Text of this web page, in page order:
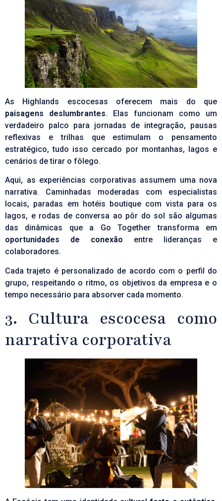
As Highlands escocesas oferecem mais do que
paisagens deslumbrantes. Elas funcionam como um
verdadeiro palco para jornadas de integração, pausas
reflexivas e trilhas que estimulam o pensamento
estratégico, tudo isso cercado por montanhas, lagos e
cenários de tirar o fôlego.
Aqui, as experiências corporativas assumem uma nova
narrativa. Caminhadas moderadas com especialistas
locais, paradas em hotéis boutique com vista para os
lagos, e rodas de conversa ao pôr do sol são algumas
das dinâmicas que a Go Together transforma em
oportunidades de conexão entre lideranças e
colaboradores.
Cada trajeto é personalizado de acordo com o perfil do
grupo, respeitando o ritmo, os objetivos da empresa e o
tempo necessário para absorver cada momento.
3. Cultura escocesa como
narrativa corporativa